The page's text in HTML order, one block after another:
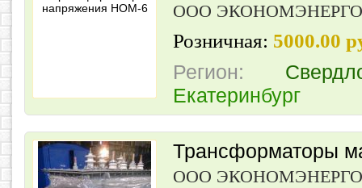
ООО ЭКОНОМЭНЕРГО
Розничная: 5000.00
Регион:
Екатеринбург
Трансформаторы
ООО ЭКОНОМЭНЕРГО